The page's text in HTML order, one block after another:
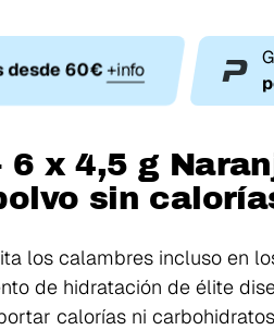
desde 60€ +info
6 x 4,5 g
sin
los calambres incluso en
de hidratación de élite
calorías ni